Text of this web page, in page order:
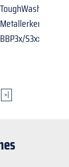
ToughWash
Metallerkennung
BBP3x/S3xxx/i3300
>|